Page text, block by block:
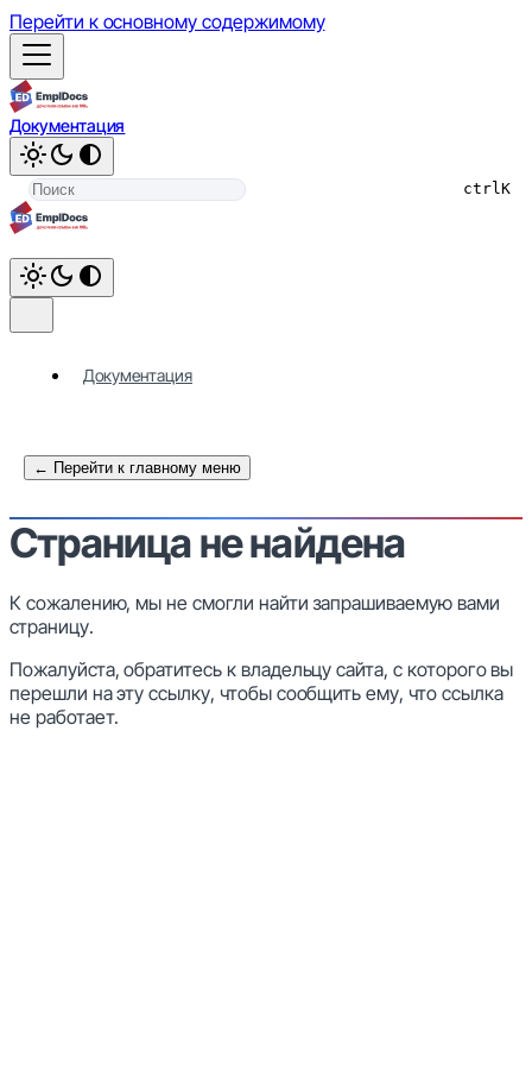
Перейти к основному содержимому
Документация
ctrlK
Документация
← Перейти к главному меню
Страница не найдена
К сожалению, мы не смогли найти запрашиваемую вами
страницу.
Пожалуйста, обратитесь к владельцу сайта, с которого вы
перешли на эту ссылку, чтобы сообщить ему, что ссылка
не работает.